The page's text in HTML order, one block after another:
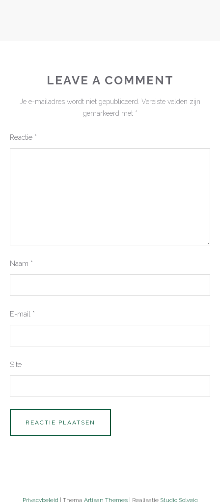
LEAVE A COMMENT
Je e-mailadres wordt niet gepubliceerd. Vereiste velden zijn
gemarkeerd met *
Reactie *
Naam *
E-mail *
Site
Privacybeleid | Thema Artisan Themes| Realisatie Studio Solveig